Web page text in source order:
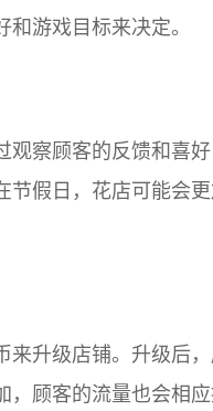
游戏目标来决定。
观察顾客的反馈和喜
节假日，花店可能会
来升级店铺。升级后
，顾客的流量也会相